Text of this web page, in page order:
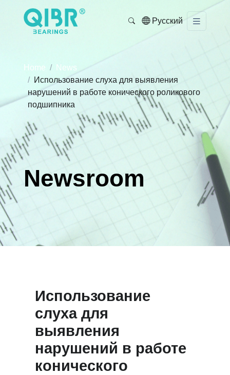
Русский
Home
News
Использование слуха для выявления
нарушений в работе конического роликового
подшипника
Newsroom
Использование
слуха для
выявления
нарушений в работе
конического